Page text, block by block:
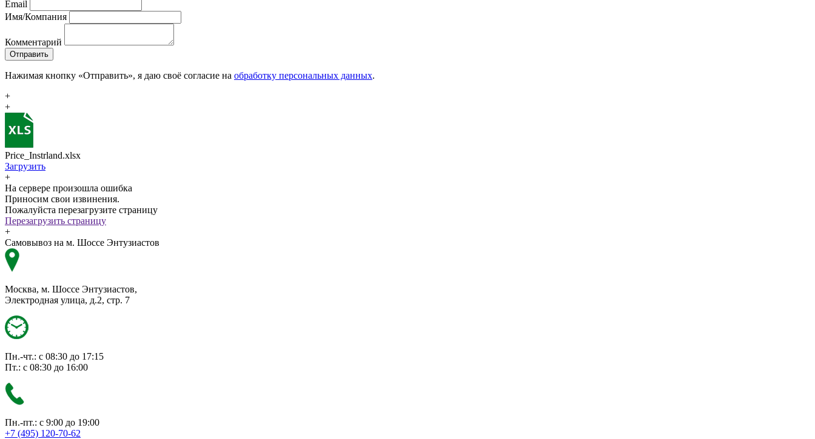
Email
Имя/Компания
Комментарий
Отправить
Нажимая кнопку «Отправить», я даю своё согласие на обработку персональных данных.
+
+
Price_Instrland.xlsx
Загрузить
+
На сервере произошла ошибка
Приносим свои извинения.
Пожалуйста перезагрузите страницу
Перезагрузить страницу
+
Самовывоз на м. Шоссе Энтузиастов
Москва, м. Шоссе Энтузиастов,
Электродная улица, д.2, стр. 7
Пн.-чт.: с 08:30 до 17:15
Пт.: с 08:30 до 16:00
Пн.-пт.: с 9:00 до 19:00
+7 (495) 120-70-62